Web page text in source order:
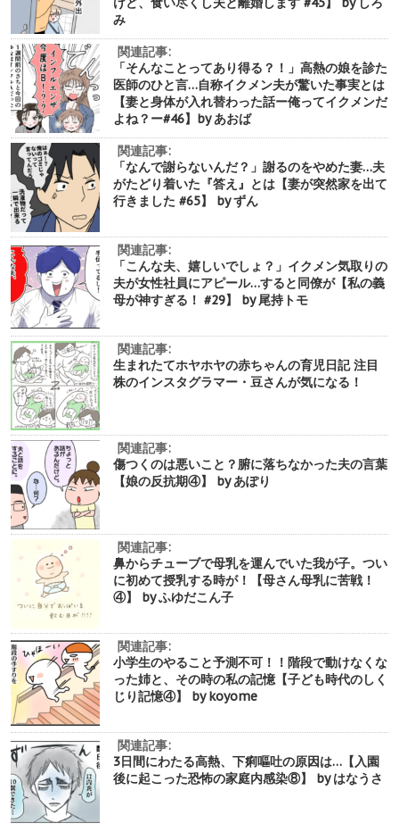
み
関連記事:
「そんなことってあり得る？！」高熱の娘を診た
医師のひと言…自称イクメン夫が驚いた事実とは
【妻と身体が入れ替わった話ー俺ってイクメンだ
よね？ー#46】by あおば
関連記事:
「なんで謝らないんだ？」謝るのをやめた妻…夫
がたどり着いた『答え』とは【妻が突然家を出て
行きました #65】 by ずん
関連記事:
「こんな夫、嬉しいでしょ？」イクメン気取りの
夫が女性社員にアピール…すると同僚が【私の義
母が神すぎる！ #29】 by 尾持トモ
関連記事:
生まれたてホヤホヤの赤ちゃんの育児日記 注目
株のインスタグラマー・豆さんが気になる！
関連記事:
傷つくのは悪いこと？腑に落ちなかった夫の言葉
【娘の反抗期④】 by あぽり
関連記事:
鼻からチューブで母乳を運んでいた我が子。つい
に初めて授乳する時が！【母さん母乳に苦戦！
④】 by ふゆだこん子
関連記事:
小学生のやること予測不可！！階段で動けなくな
った姉と、その時の私の記憶【子ども時代のしく
じり記憶④】 by koyome
関連記事:
3日間にわたる高熱、下痢嘔吐の原因は…【入園
後に起こった恐怖の家庭内感染⑧】 by はなうさ